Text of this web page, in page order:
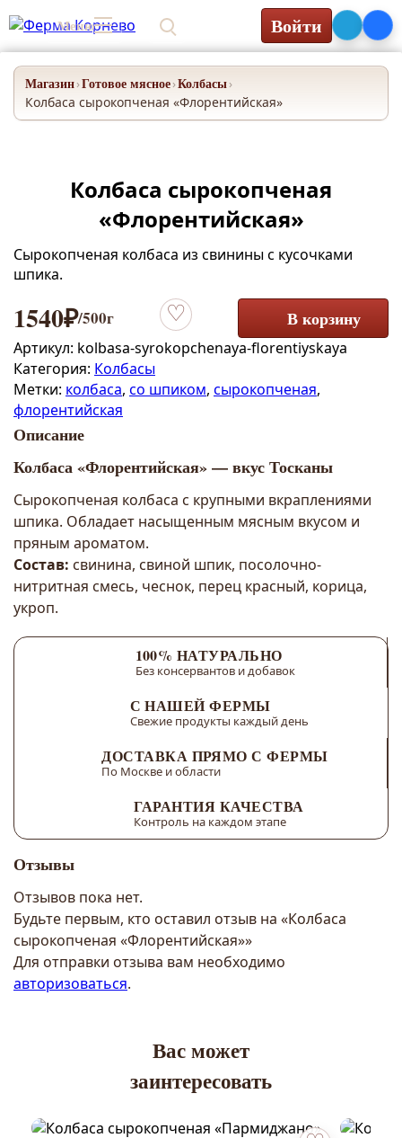
Меню Войти
Магазин›Готовое мясное›Колбасы›
Колбаса сырокопченая «Флорентийская»
Колбаса сырокопченая
«Флорентийская»
Сырокопченая колбаса из свинины с кусочками
шпика.
1540₽/500г Добавить в избранноеВ корзину
Артикул: kolbasa-syrokopchenaya-florentiyskaya
Категория: Колбасы
Метки: колбаса, со шпиком, сырокопченая,
флорентийская
Описание
Колбаса «Флорентийская» — вкус Тосканы
Сырокопченая колбаса с крупными вкраплениями
шпика. Обладает насыщенным мясным вкусом и
пряным ароматом.
Состав: свинина, свиной шпик, посолочно-
нитритная смесь, чеснок, перец красный, корица,
укроп.
100% НАТУРАЛЬНО
Без консервантов и добавок
С НАШЕЙ ФЕРМЫ
Свежие продукты каждый день
ДОСТАВКА ПРЯМО С ФЕРМЫ
По Москве и области
ГАРАНТИЯ КАЧЕСТВА
Контроль на каждом этапе
Отзывы
Отзывов пока нет.
Будьте первым, кто оставил отзыв на «Колбаса
сырокопченая «Флорентийская»»
Для отправки отзыва вам необходимо
авторизоваться.
Вас может
заинтересовать